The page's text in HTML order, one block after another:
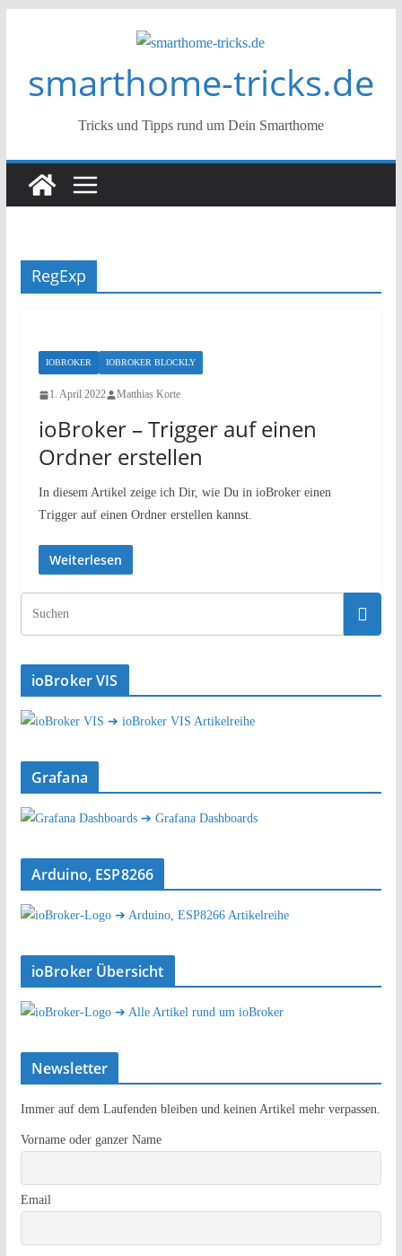
smarthome-tricks.de
Tricks und Tipps rund um Dein Smarthome
RegExp
IOBROKER IOBROKER BLOCKLY
1. April 2022 Matthias Korte
ioBroker – Trigger auf einen
Ordner erstellen
In diesem Artikel zeige ich Dir, wie Du in ioBroker einen
Trigger auf einen Ordner erstellen kannst.
Weiterlesen
ioBroker VIS
➔ ioBroker VIS Artikelreihe
Grafana
➔ Grafana Dashboards
Arduino, ESP8266
➔ Arduino, ESP8266 Artikelreihe
ioBroker Übersicht
➔ Alle Artikel rund um ioBroker
Newsletter
Immer auf dem Laufenden bleiben und keinen Artikel mehr verpassen.
Vorname oder ganzer Name
Email